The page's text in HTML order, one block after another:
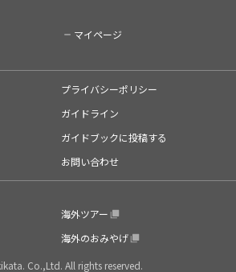
マイページ
プライバシーポリシー
ガイドライン
ガイドブックに投稿する
お問い合わせ
海外ツアー
海外のおみやげ
Co.,Ltd. All rights reserved.